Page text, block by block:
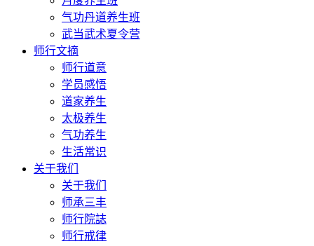
气功丹道养生班
武当武术夏令营
师行文摘
师行道意
学员感悟
道家养生
太极养生
气功养生
生活常识
关于我们
关于我们
师承三丰
师行院誌
师行戒律